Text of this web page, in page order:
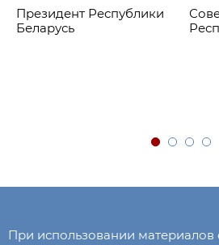
Президент Республики
Беларусь
При использовании материалов